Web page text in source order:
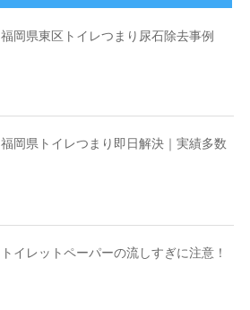
福岡県東区トイレつまり尿石除去事例
福岡県トイレつまり即日解決｜実績多数
トイレットペーパーの流しすぎに注意！